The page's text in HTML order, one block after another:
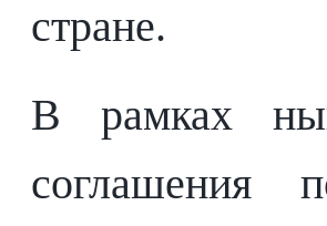
стране.
В рамках
соглашения